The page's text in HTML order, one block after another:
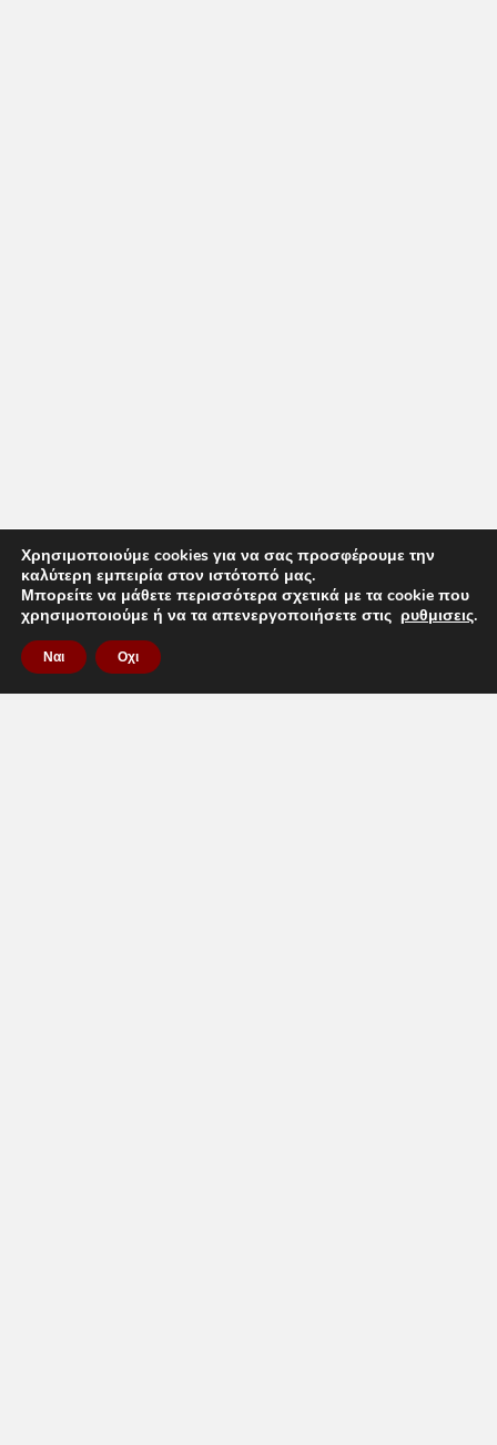
Χρησιμοποιούμε cookies για να σας προσφέρουμε την
καλύτερη εμπειρία στον ιστότοπό μας.
Μπορείτε να μάθετε περισσότερα σχετικά με τα cookie που
χρησιμοποιούμε ή να τα απενεργοποιήσετε στις ρυθμισεις.
Ναι Οχι